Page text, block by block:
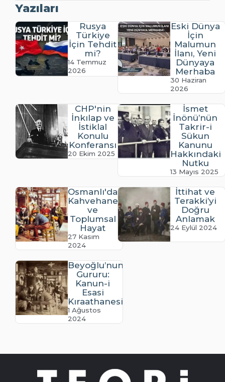
Yazıları
Rusya
Türkiye
İçin Tehdit
mi?
14 Temmuz
2026
Eski Dünya
İçin
Malumun
İlanı, Yeni
Dünyaya
Merhaba
30 Haziran
2026
CHP'nin
İnkılap ve
İstiklal
Konulu
Konferansı
20 Ekim 2025
İsmet
İnönü’nün
Takrir-i
Sükun
Kanunu
Hakkındaki
Nutku
13 Mayıs 2025
Osmanlı'da
Kahvehaneler
ve
Toplumsal
Hayat
27 Kasım
2024
İttihat ve
Terakki’yi
Doğru
Anlamak
24 Eylül 2024
Beyoğlu’nun
Gururu:
Kanun-i
Esasi
Kıraathanesi
1 Ağustos
2024